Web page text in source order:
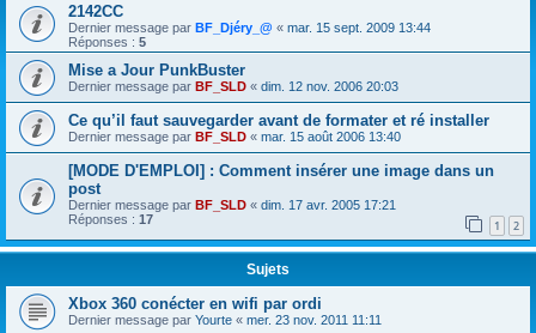
2142CC
Dernier message par BF_Djéry_@ « mar. 15 sept. 2009 13:44
Réponses : 5
Mise a Jour PunkBuster
Dernier message par BF_SLD « dim. 12 nov. 2006 20:03
Ce qu’il faut sauvegarder avant de formater et ré installer
Dernier message par BF_SLD « mar. 15 août 2006 13:40
[MODE D'EMPLOI] : Comment insérer une image dans un
post
Dernier message par BF_SLD « dim. 17 avr. 2005 17:21
Réponses : 17 1 2
Sujets
Xbox 360 conécter en wifi par ordi
Dernier message par Yourte « mer. 23 nov. 2011 11:11